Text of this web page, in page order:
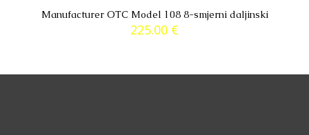
Manufacturer OTC Model 108 8-smjerni daljinski
225.00 €